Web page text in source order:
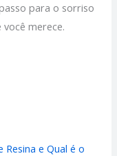
para o sorriso
merece.
Resina e Qual é o